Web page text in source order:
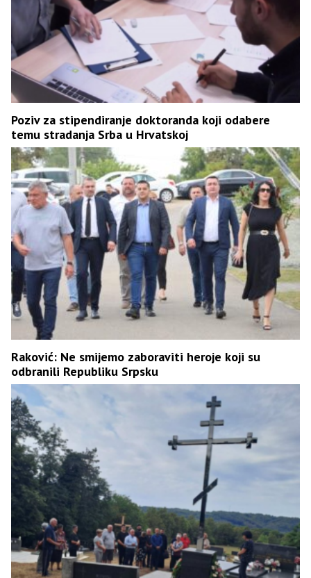
Poziv za stipendiranje doktoranda koji odabere
temu stradanja Srba u Hrvatskoj
Raković: Ne smijemo zaboraviti heroje koji su
odbranili Republiku Srpsku